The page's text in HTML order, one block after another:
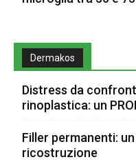
Dermakos
Distress da
rinoplastica: un
Filler permanenti:
ricostruzione